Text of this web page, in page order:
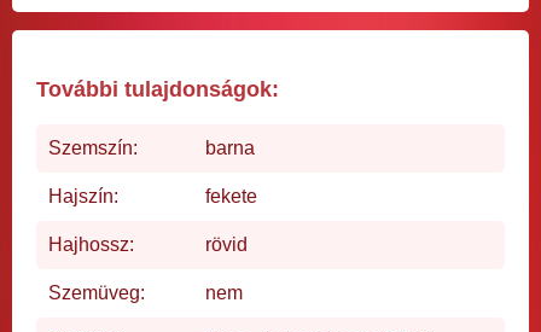
További tulajdonságok:
Szemszín: barna
Hajszín: fekete
Hajhossz: rövid
Szemüveg: nem